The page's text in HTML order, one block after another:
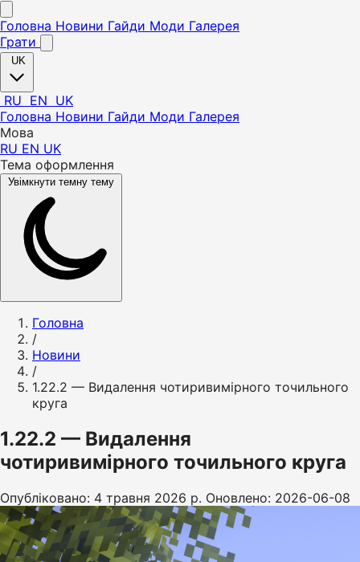
Головна Новини Гайди Моди Галерея
Грати
UK
RU EN UK
Головна Новини Гайди Моди Галерея
Мова
RU EN UK
Тема оформлення
Увімкнути темну тему
Головна
/
Новини
/
1.22.2 — Видалення чотиривимірного точильного
круга
1.22.2 — Видалення
чотиривимірного точильного круга
Опубліковано: 4 травня 2026 р. Оновлено: 2026-06-08